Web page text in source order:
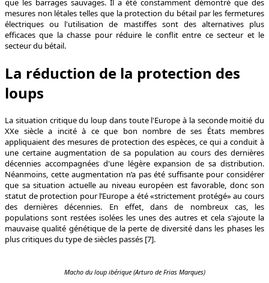
que les barrages sauvages. Il a été constamment démontré que des
mesures non létales telles que la protection du bétail par les fermetures
électriques ou l'utilisation de mastiffes sont des alternatives plus
efficaces que la chasse pour réduire le conflit entre ce secteur et le
secteur du bétail.
La réduction de la protection des
loups
La situation critique du loup dans toute l'Europe à la seconde moitié du
XXe siècle a incité à ce que bon nombre de ses États membres
appliquaient des mesures de protection des espèces, ce qui a conduit à
une certaine augmentation de sa population au cours des dernières
décennies accompagnées d'une légère expansion de sa distribution.
Néanmoins, cette augmentation n’a pas été suffisante pour considérer
que sa situation actuelle au niveau européen est favorable, donc son
statut de protection pour l’Europe a été «strictement protégé» au cours
des dernières décennies. En effet, dans de nombreux cas, les
populations sont restées isolées les unes des autres et cela s'ajoute la
mauvaise qualité génétique de la perte de diversité dans les phases les
plus critiques du type de siècles passés [7].
Macho du loup ibérique (Arturo de Frias Marques)